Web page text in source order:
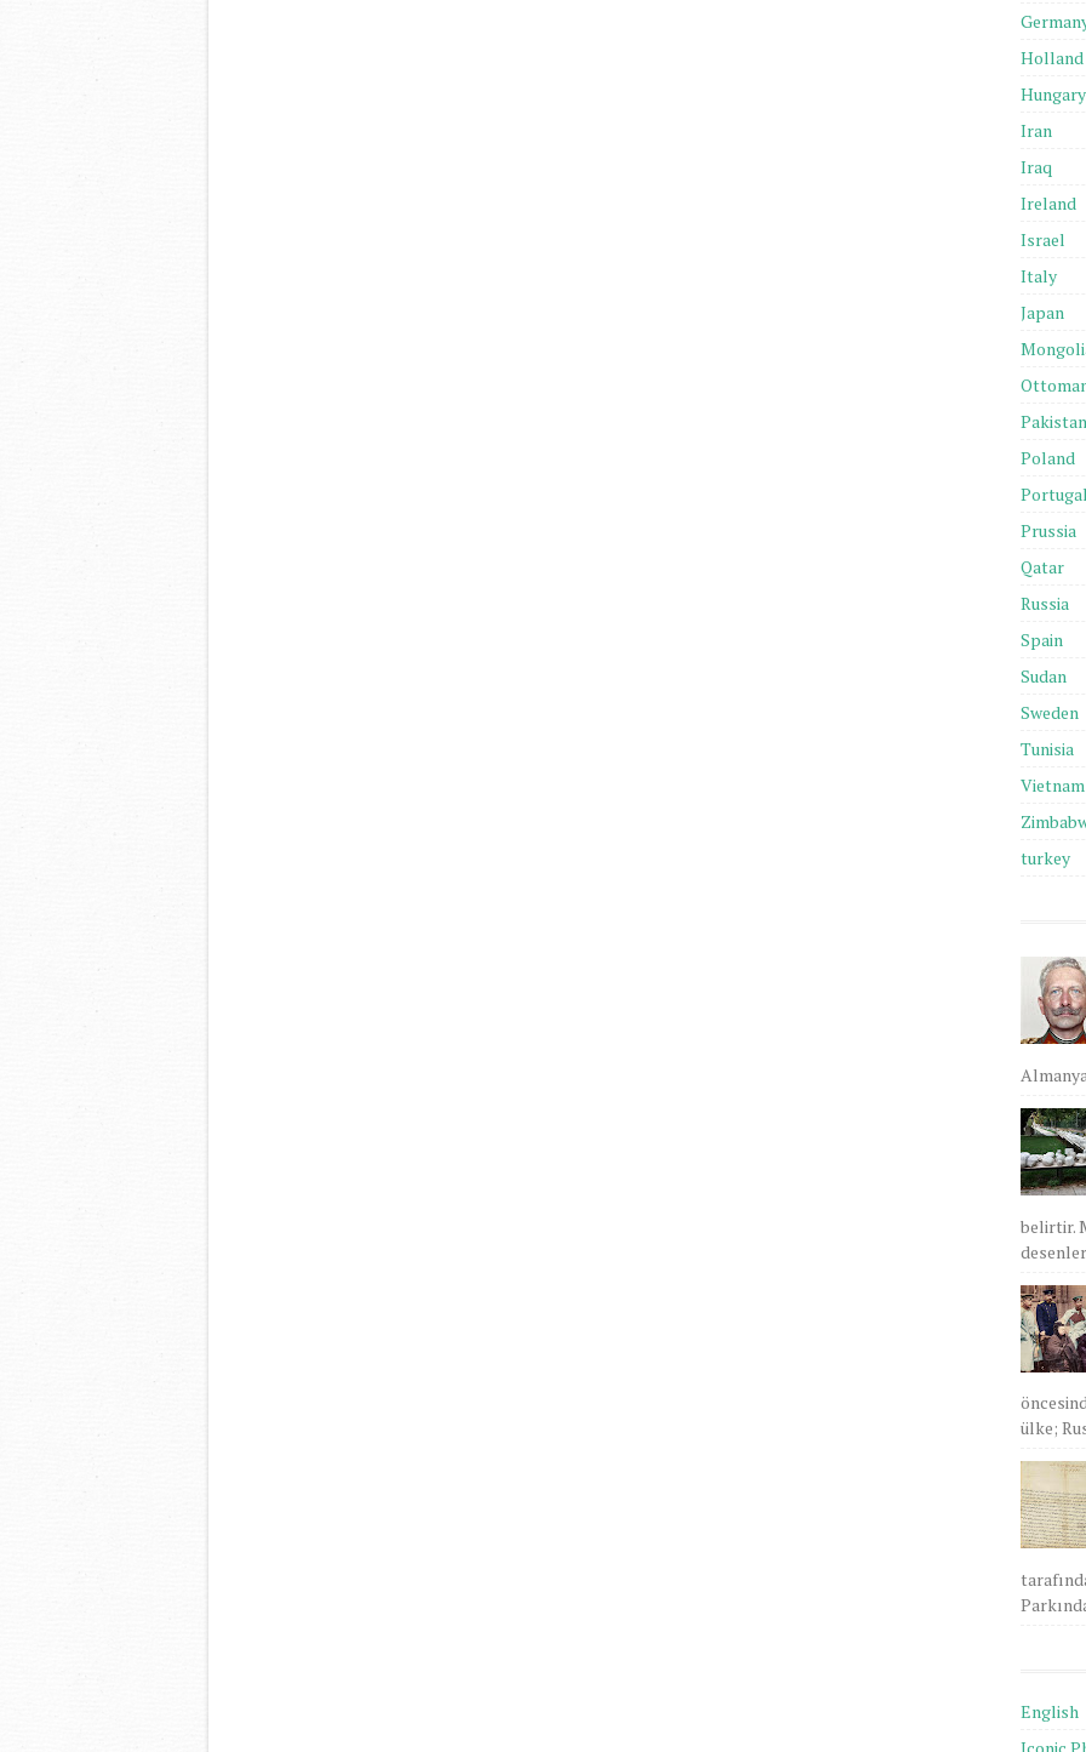
Holland
Hungary
Iran
Iraq
Ireland
Israel
Italy
Japan
Pakistan
Poland
Prussia
Qatar
Russia
Spain
Sudan
Sweden
Tunisia
Vietnam
turkey
belirtir.
ülke;
English